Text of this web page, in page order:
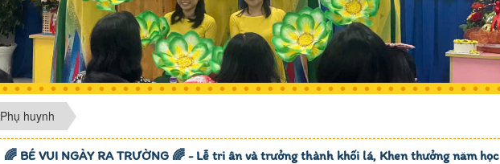
Phụ huynh
🌈 BÉ VUI NGÀY RA TRƯỜNG 🌈 - Lễ tri ân và trưởng thành khối lá, Khen thưởng năm học